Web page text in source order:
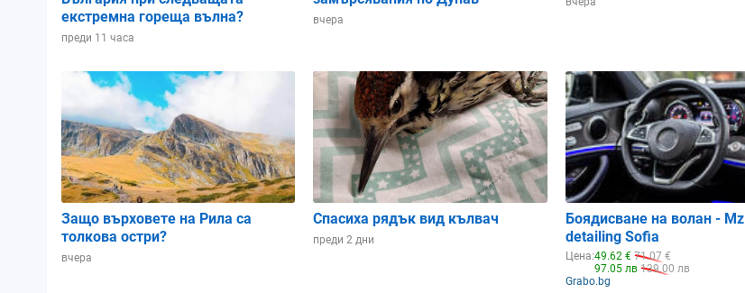
екстремна гореща вълна?
преди 11 часа
вчера
Защо върховете на Рила са
толкова остри?
вчера
Спасиха рядък вид кълвач
преди 2 дни
Боядисване на волан - Mz
detailing Sofia
Цена:49.62 € 71.07 €
97.05 лв 139.00 лв
Grabo.bg